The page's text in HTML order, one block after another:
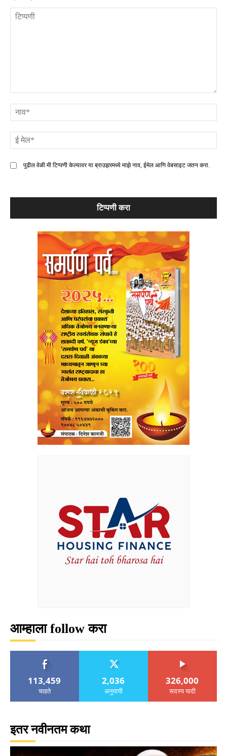
पुढील वेळी मी टिप्पणी केल्यावर या ब्राउझरमध्ये माझे नाव, ईमेल आणि वेबसाइट जतन करा.
आम्हाला follow करा
113,459
चाहते
2,036
अनुयायी
326,000
सदस्य यादी
इतर नवीनतम कथा